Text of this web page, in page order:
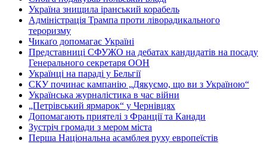
Україна знищила іранський корабель
Адміністрація Трампа проти ліворадикального
тероризму
Чикаґо допомагає Україні
Представниці СФУЖО на дебатах кандидатів на посаду
Генерального секретаря ООН
Українці на параді у Бельгії
СКУ починає кампанію „Дякуємо, що ви з Україною“
Українська журналістика в час війни
„Петрівський ярмарок“ у Чернівцях
Допомагають приятелі з Франції та Канади
Зустріч громади з мером міста
Перша Національна асамблея руху европеїстів